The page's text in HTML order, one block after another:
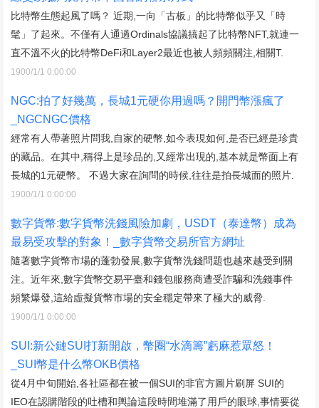
比特幣生態起風了嗎？ 近期,一向「古板」的比特幣似乎又「時
髦」了起來。不僅有人通過Ordinals協議搞起了比特幣NFT,就連一
直不溫不火的比特幣DeFi和Layer2最近也被人頻頻關注,相關T.
1900/1/1 0:00:00
NGC:拍了好幾萬，長城1元硬你用過嗎？開門幣漲瘋了
_NGCNGC價格
經常有人帶著照片問我,自家的硬幣,如今表現如何,是否已經是珍貴
的藏品。在其中,稱得上是珍品的,又經常出現的,基本就是幣面上有
長城的1元硬幣。 不過大家在詢問的時候,往往是拍長城面的照片.
1900/1/1 0:00:00
數字貨幣:數字貨幣洗錢風險加劇，USDT（泰達幣）成為
最易受攻擊的對象！_數字貨幣交易所官方網址
隨著數字貨幣市場的蓬勃發展,數字貨幣洗錢問題也越來越受到關
注。近年來,數字貨幣交易平臺和錢包服務商遭受詐騙和洗錢事件
頻繁爆發,這給虛擬貨幣市場的安全穩定帶來了極大的威脅.
1900/1/1 0:00:00
SUI:新公鏈SUI打新開啟，幣圈“水滴籌”虧麻惹眾怒！
_SUI幣是什么幣OKB價格
從4月中旬開始,各社區都在被一個SUI的非官方圖片刷屏 SUI的
IEO在認購階段的吐槽和輿論這段時間堆滿了用戶的眼球,事情要從